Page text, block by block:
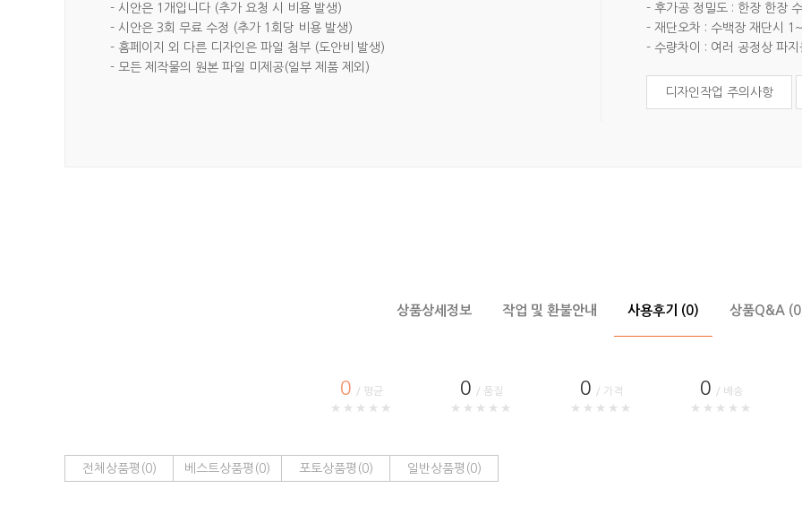
- 시안은 1개입니다 (추가 요청 시 비용 발생)
- 시안은 3회 무료 수정 (추가 1회당 비용 발생)
- 홈페이지 외 다른 디자인은 파일 첨부 (도안비 발생)
- 모든 제작물의 원본 파일 미제공(일부 제품 제외)
- 후가공 정밀도 : 한장 한장
- 재단오차 : 수백장 재단시
- 수량차이 : 여러 공정상 파
디자인작업 주의사항
상품상세정보 작업 및 환불안내 사용후기 (0) 상품Q&A
0 / 평균
★★★★★
0 / 품질
★★★★★
0 / 가격
★★★★★
0 / 배송
★★★★★
전체상품평(0) 베스트상품평(0) 포토상품평(0) 일반상품평(0)